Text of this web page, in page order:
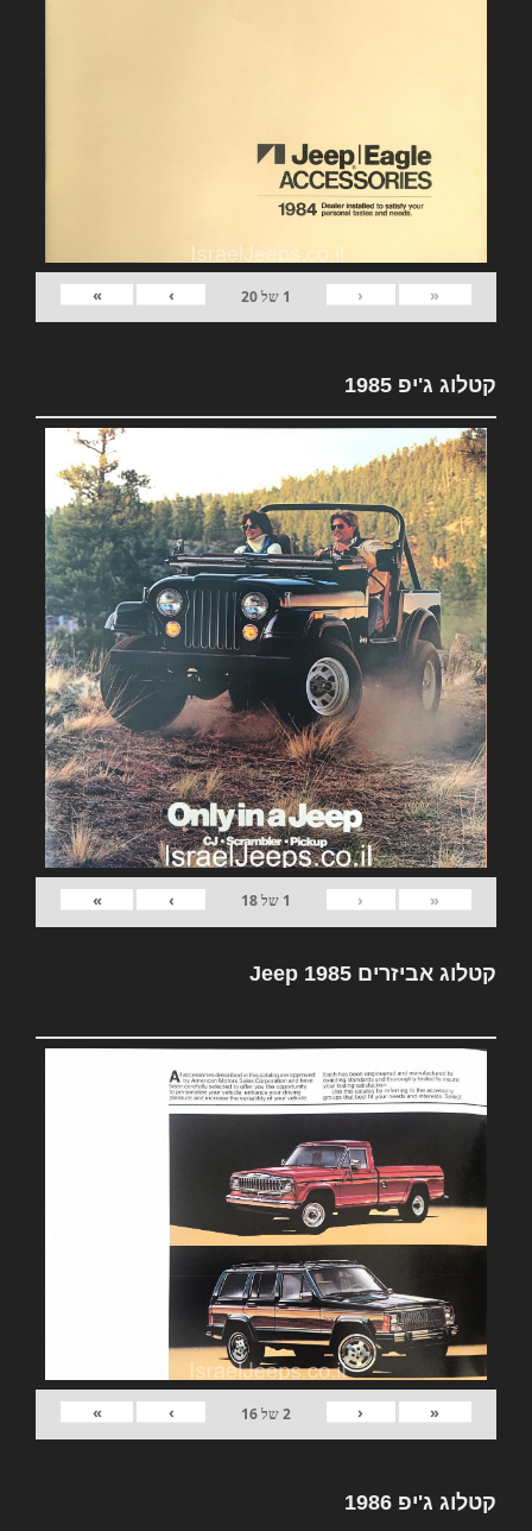
«
‹
1 של20
›
»
קטלוג ג'יפ 1985
«
‹
1 של18
›
»
קטלוג אביזרים Jeep 1985
«
‹
2של16
›
»
קטלוג ג'יפ 1986